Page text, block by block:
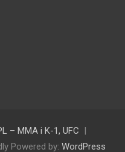
– MMA i K-1, UFC
Powered by: WordPress